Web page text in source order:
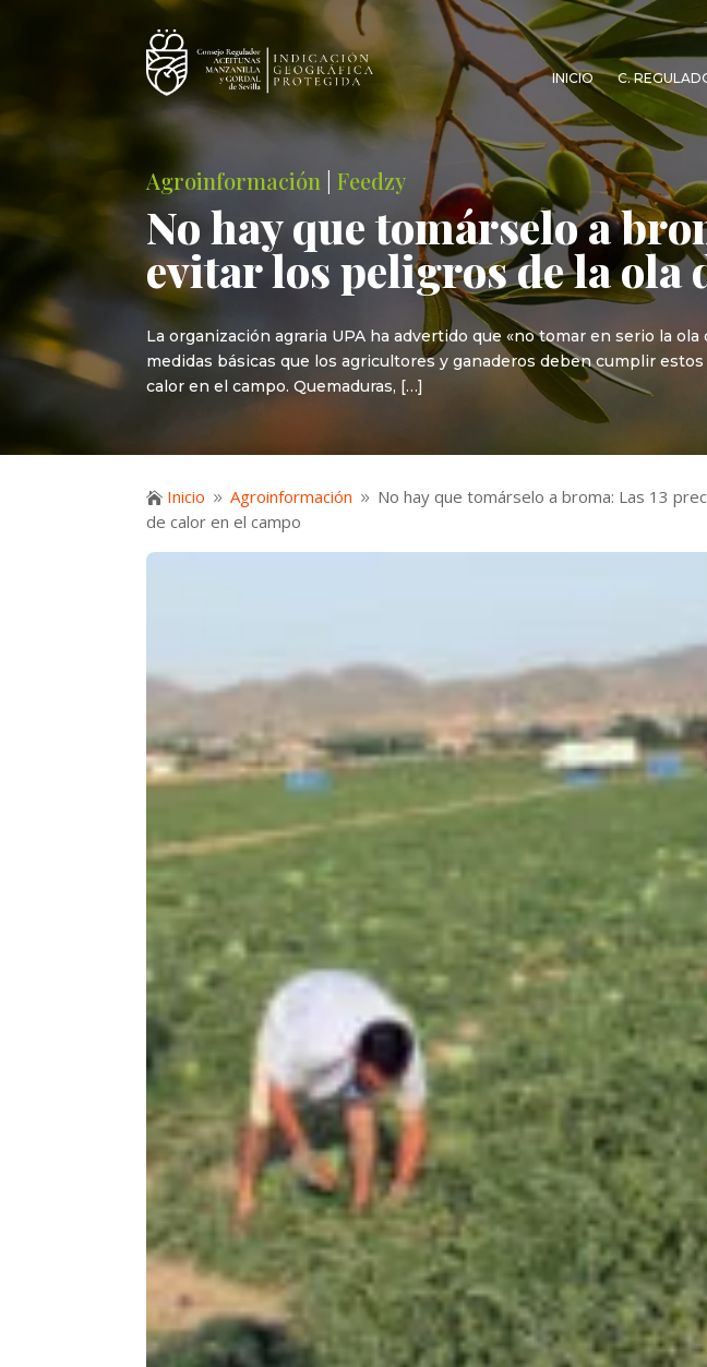
INICIO C.
Agroinformación |Feedzy
No hay que tomárselo a
evitar los peligros de la ola
La organización agraria UPA ha advertido que «no tomar en serio la
medidas básicas que los agricultores y ganaderos deben cumplir
calor en el campo. Quemaduras, […]
 Inicio 9 Agroinformación 9 No hay que tomárselo a broma: Las 13
de calor en el campo